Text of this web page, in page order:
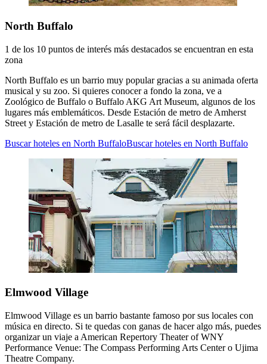
North Buffalo
1 de los 10 puntos de interés más destacados se encuentran en esta
zona
North Buffalo es un barrio muy popular gracias a su animada oferta
musical y su zoo. Si quieres conocer a fondo la zona, ve a
Zoológico de Buffalo o Buffalo AKG Art Museum, algunos de los
lugares más emblemáticos. Desde Estación de metro de Amherst
Street y Estación de metro de Lasalle te será fácil desplazarte.
Buscar hoteles en North BuffaloBuscar hoteles en North Buffalo
Elmwood Village
Elmwood Village es un barrio bastante famoso por sus locales con
música en directo. Si te quedas con ganas de hacer algo más, puedes
organizar un viaje a American Repertory Theater of WNY
Performance Venue: The Compass Performing Arts Center o Ujima
Theatre Company.